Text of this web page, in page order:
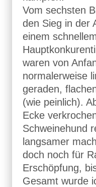
Vom sechsten
den Sieg in der
einem
waren von
normalerweise
geraden,
(wie peinlich).
Ecke
Schweinehund
langsamer
doch noch für
Erschöpfung,
Gesamt wurde